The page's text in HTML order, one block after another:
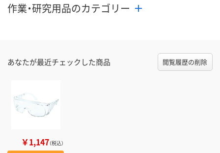
作業・研究用品のカテゴリー
あなたが最近チェックした商品 閲覧履歴の削除
￥1,147（税込）